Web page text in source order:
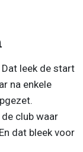
leek de start
na enkele
club waar
dat bleek voor